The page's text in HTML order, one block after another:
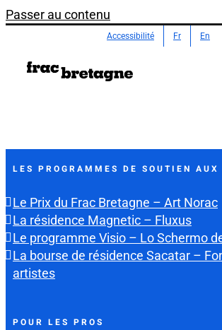
Passer au contenu
Accessibilité Fr En
LES PROGRAMMES DE SOUTIEN
Le Prix du Frac Bretagne – Art Norac
La résidence Magnetic – Fluxus
Le programme Visio – Lo Schermo
La bourse de résidence Sacatar –
artistes
POUR LES PROS